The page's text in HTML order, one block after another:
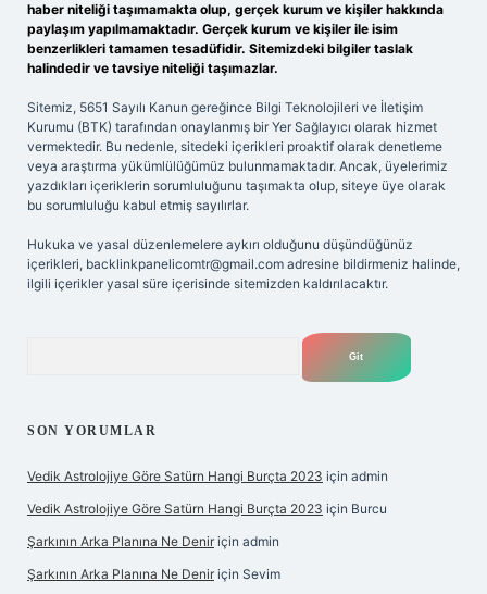
haber niteliği taşımamakta olup, gerçek kurum ve kişiler hakkında
paylaşım yapılmamaktadır. Gerçek kurum ve kişiler ile isim
benzerlikleri tamamen tesadüfidir. Sitemizdeki bilgiler taslak
halindedir ve tavsiye niteliği taşımazlar.
Sitemiz, 5651 Sayılı Kanun gereğince Bilgi Teknolojileri ve İletişim
Kurumu (BTK) tarafından onaylanmış bir Yer Sağlayıcı olarak hizmet
vermektedir. Bu nedenle, sitedeki içerikleri proaktif olarak denetleme
veya araştırma yükümlülüğümüz bulunmamaktadır. Ancak, üyelerimiz
yazdıkları içeriklerin sorumluluğunu taşımakta olup, siteye üye olarak
bu sorumluluğu kabul etmiş sayılırlar.
Hukuka ve yasal düzenlemelere aykırı olduğunu düşündüğünüz
içerikleri, backlinkpanelicomtr@gmail.com adresine bildirmeniz halinde,
ilgili içerikler yasal süre içerisinde sitemizden kaldırılacaktır.
SON YORUMLAR
Vedik Astrolojiye Göre Satürn Hangi Burçta 2023 için admin
Vedik Astrolojiye Göre Satürn Hangi Burçta 2023 için Burcu
Şarkının Arka Planına Ne Denir için admin
Şarkının Arka Planına Ne Denir için Sevim